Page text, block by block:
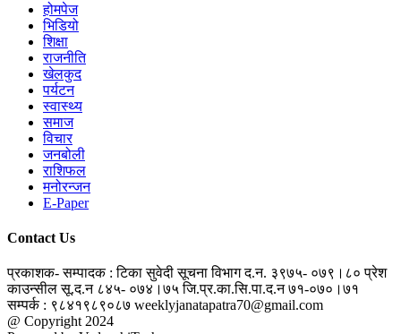
होमपेज
भिडियो
शिक्षा
राजनीति
खेलकुद
पर्यटन
स्वास्थ्य
समाज
विचार
जनबोली
राशिफल
मनोरन्जन
E-Paper
Contact Us
प्रकाशक- सम्पादक : टिका सुवेदी सूचना विभाग द.न. ३९७५- ०७९।८० प्रेश
काउन्सील सू.द.न ८४५- ०७४।७५ जि.प्र.का.सि.पा.द.न ७१-०७०।७१
सम्पर्क : ९८४१९८९०८७ weeklyjanatapatra70@gmail.com
@ Copyright 2024